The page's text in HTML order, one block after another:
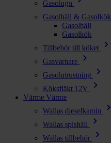
Gasolugn
Gasolhäll & Gasolkök
Gasolhäll
Gasolkök
Tillbehör till köket
chevron_right
Gasvarnare chevron_right
Gasolutrustning chevron_right
Köksfläkt 12V chevron_right
Värme Värme
Wallas dieselkamin
chevron_right
Wallas spishäll chevron_right
Wallas tillbehör chevron_right